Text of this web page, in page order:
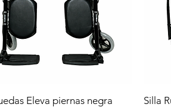
Eleva piernas negra
Silla